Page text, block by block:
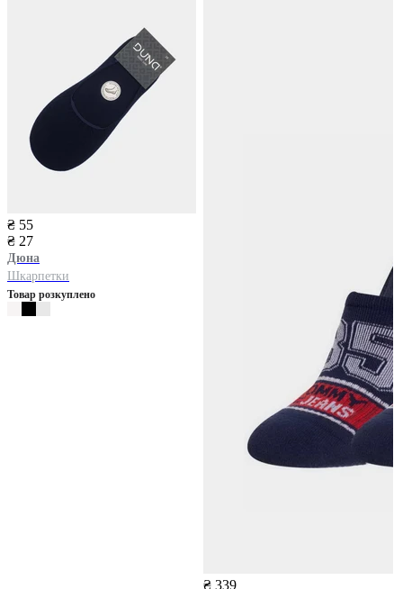
₴ 55
₴ 27
Дюна
Шкарпетки
Товар розкуплено
₴ 339